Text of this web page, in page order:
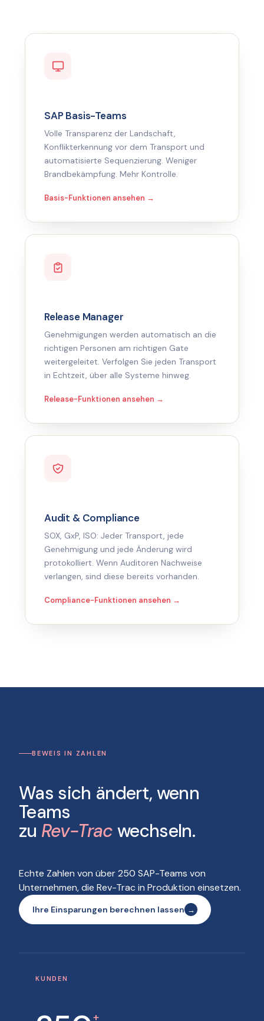
SAP Basis-Teams
Volle Transparenz der Landschaft,
Konflikterkennung vor dem Transport und
automatisierte Sequenzierung. Weniger
Brandbekämpfung. Mehr Kontrolle.
Basis-Funktionen ansehen →
Release Manager
Genehmigungen werden automatisch an die
richtigen Personen am richtigen Gate
weitergeleitet. Verfolgen Sie jeden Transport
in Echtzeit, über alle Systeme hinweg.
Release-Funktionen ansehen →
Audit & Compliance
SOX, GxP, ISO: Jeder Transport, jede
Genehmigung und jede Änderung wird
protokolliert. Wenn Auditoren Nachweise
verlangen, sind diese bereits vorhanden.
Compliance-Funktionen ansehen →
BEWEIS IN ZAHLEN
Was sich ändert, wenn
Teams
zu Rev-Trac wechseln.
Echte Zahlen von über 250 SAP-Teams von
Unternehmen, die Rev-Trac in Produktion einsetzen.
Ihre Einsparungen berechnen lassen
KUNDEN
+